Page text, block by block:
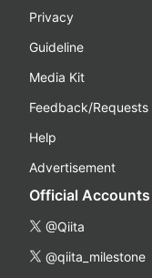
Privacy
Guideline
Media Kit
Feedback/Requests
Help
Advertisement
Official Accounts
@Qiita
@qiita_milestone